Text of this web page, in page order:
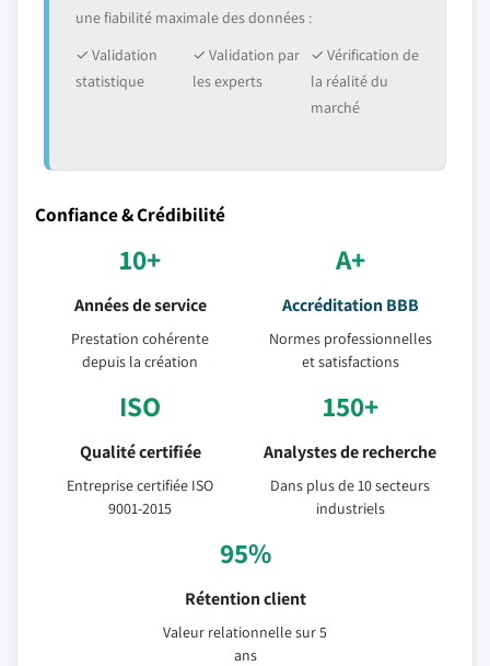
une fiabilité maximale des données :
✓ Validation
statistique
✓ Validation par
les experts
✓ Vérification de
la réalité du
marché
Confiance & Crédibilité
10+
Années de service
Prestation cohérente
depuis la création
A+
Accréditation BBB
Normes professionnelles
et satisfactions
ISO
Qualité certifiée
Entreprise certifiée ISO
9001-2015
150+
Analystes de recherche
Dans plus de 10 secteurs
industriels
95%
Rétention client
Valeur relationnelle sur 5
ans